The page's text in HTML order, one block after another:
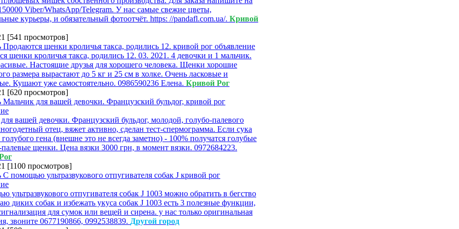
Viber/WhatsApp/Telegram. У нас самые свежие цветы,
курьеры, и обязательный фотоотчёт. https: //pandafl.com.ua/. Кривой
[541 просмотров]
щенки кроличья такса, родились 12. 03. 2021. 4 девочки и 1 мальчик.
Настоящие друзья для хорошего человека. Щенки хорошие
размера вырастают до 5 кг и 25 см в холке. Очень ласковые и
Кушают уже самостоятельно. 0986590236 Елена. Кривой Рог
[620 просмотров]
вашей девочки. Французский бульдог, молодой, голубо-палевого
отец, вяжет активно, сделан тест-спермограмма. Если сука
голубого гена (внешне это не всегда заметно) - 100% получатся голубые
щенки. Цена вязки 3000 грн, в момент вязки. 0972684223.
[1100 просмотров]
ультразвукового отпугивателя собак J 1003 можно обратить в бегство
диких собак и избежать укуса собак J 1003 есть 3 полезные функции,
для сумок или вещей и сирена. у нас только оригинальная
звоните 0677190866, 0992538839. Другой город